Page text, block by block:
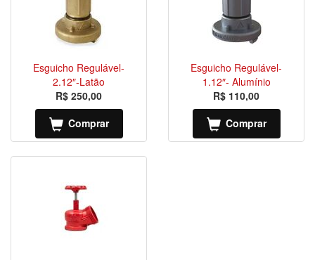
Esguicho Regulável-
2.12″-Latão
R$ 250,00
Comprar
Esguicho Regulável-
1.12″- Alumínio
R$ 110,00
Comprar